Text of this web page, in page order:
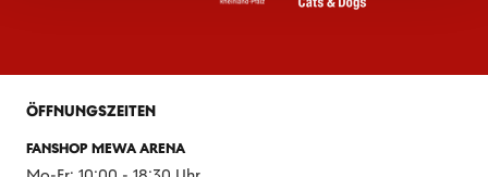
ÖFFNUNGSZEITEN
FANSHOP MEWA ARENA